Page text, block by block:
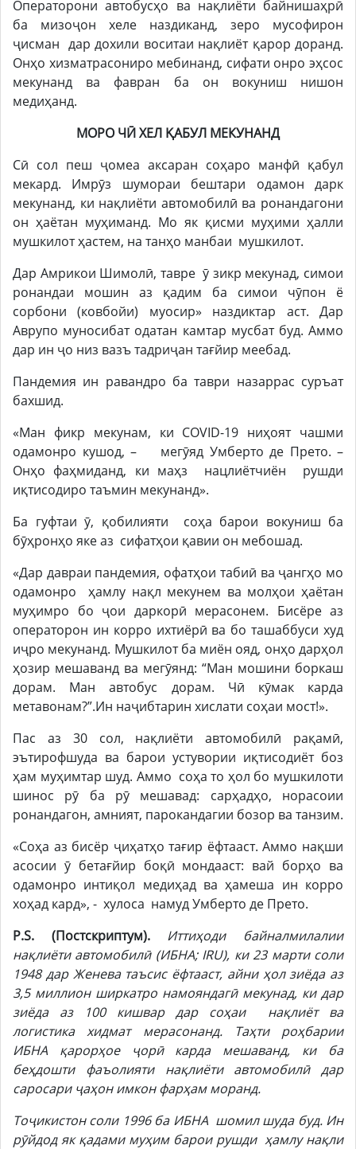
Операторони автобусҳо ва нақлиёти байнишаҳрӣ
ба мизоҷон хеле наздиканд, зеро мусофирон
ҷисман дар дохили воситаи нақлиёт қарор доранд.
Онҳо хизматрасониро мебинанд, сифати онро эҳсос
мекунанд ва фавран ба он вокуниш нишон
медиҳанд.
МОРО ЧӢ ХЕЛ ҚАБУЛ МЕКУНАНД
Сӣ сол пеш ҷомеа аксаран соҳаро манфӣ қабул
мекард. Имрӯз шумораи бештари одамон дарк
мекунанд, ки нақлиёти автомобилӣ ва ронандагони
он ҳаётан муҳиманд. Мо як қисми муҳими ҳалли
мушкилот ҳастем, на танҳо манбаи мушкилот.
Дар Амрикои Шимолӣ, тавре ӯ зикр мекунад, симои
ронандаи мошин аз қадим ба симои чӯпон ё
сорбони (ковбойи) муосир» наздиктар аст. Дар
Аврупо муносибат одатан камтар мусбат буд. Аммо
дар ин ҷо низ вазъ тадриҷан тағйир меебад.
Пандемия ин равандро ба таври назаррас суръат
бахшид.
«Ман фикр мекунам, ки COVID-19 ниҳоят чашми
одамонро кушод, – мегӯяд Умберто де Прето. –
Онҳо фаҳмиданд, ки маҳз нацлиётчиён рушди
иқтисодиро таъмин мекунанд».
Ба гуфтаи ӯ, қобилияти соҳа барои вокуниш ба
бӯҳронҳо яке аз сифатҳои қавии он мебошад.
«Дар давраи пандемия, офатҳои табиӣ ва ҷангҳо мо
одамонро ҳамлу нақл мекунем ва молҳои ҳаётан
муҳимро бо ҷои даркорӣ мерасонем. Бисёре аз
операторон ин корро ихтиёрӣ ва бо ташаббуси худ
иҷро мекунанд. Мушкилот ба миён ояд, онҳо дарҳол
ҳозир мешаванд ва мегӯянд: “Ман мошини боркаш
дорам. Ман автобус дорам. Чӣ кӯмак карда
метавонам?”.Ин наҷибтарин хислати соҳаи мост!».
Пас аз 30 сол, нақлиёти автомобилӣ рақамӣ,
эътирофшуда ва барои устувории иқтисодиёт боз
ҳам муҳимтар шуд. Аммо соҳа то ҳол бо мушкилоти
шинос рӯ ба рӯ мешавад: сарҳадҳо, норасоии
ронандагон, амният, парокандагии бозор ва танзим.
«Соҳа аз бисёр ҷиҳатҳо тағир ёфтааст. Аммо нақши
асосии ӯ бетағйир боқӣ мондааст: вай борҳо ва
одамонро интиқол медиҳад ва ҳамеша ин корро
хоҳад кард», - хулоса намуд Умберто де Прето.
P.S. (Постскриптум). Иттиҳоди байналмилалии
нақлиёти автомобилӣ (ИБНА; IRU), ки 23 марти соли
1948 дар Женева таъсис ёфтааст, айни ҳол зиёда аз
3,5 миллион ширкатро намояндагӣ мекунад, ки дар
зиёда аз 100 кишвар дар соҳаи нақлиёт ва
логистика хидмат мерасонанд. Таҳти роҳбарии
ИБНА қарорҳое ҷорӣ карда мешаванд, ки ба
беҳдошти фаъолияти нақлиёти автомобилӣ дар
саросари ҷаҳон имкон фарҳам моранд.
Тоҷикистон соли 1996 ба ИБНА шомил шуда буд. Ин
рӯйдод як қадами муҳим барои рушди ҳамлу нақли